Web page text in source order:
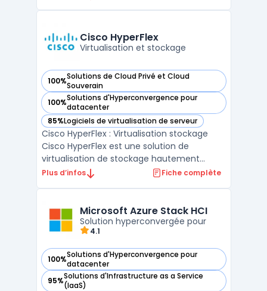
tâches récurrentes et de faciliter le
déploiement ...Cisco HyperFlex
Virtualisation et stockage
100%Solutions de Cloud Privé et Cloud
Souverain
— voir Cisco HyperFlex dans cette catégorie
100%Solutions d'Hyperconvergence pour
datacenter
— voir Cisco HyperFlex dans cette catégorie
85%Logiciels de virtualisation de serveur
— voir Cisco HyperFlex dans cette catégorie
Cisco HyperFlex : Virtualisation stockage
Cisco HyperFlex est une solution de
virtualisation de stockage hautement
performante et évolutive. Elle permet une
la demande. Grâce à sa technologie
innovante, Cisco HyperF ...
Plus d’infos Fiche complète
Microsoft Azure Stack HCI
Solution hyperconvergée pour
4.1
100%Solutions d'Hyperconvergence pour
datacenter
— voir Microsoft Azure Stack HCI dans cette catégorie
95%Solutions d'Infrastructure as a Service
(IaaS)
— voir Microsoft Azure Stack HCI dans cette catégorie